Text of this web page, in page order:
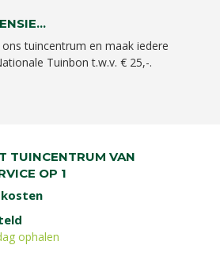
tuincentrum en maak iedere
Tuinbon t.w.v. € 25,-.
TUINCENTRUM VAN
OP 1
ophalen